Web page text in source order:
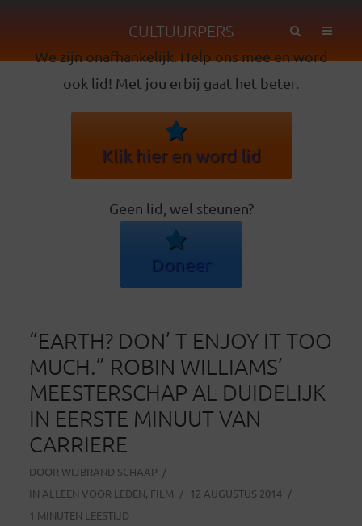
CULTUURPERS
We zijn onafhankelijk. Help ons mee en word
ook lid! Met jou erbij gaat het beter.
Klik hier en word lid
Geen lid, wel steunen?
Doneer
“EARTH? DON’ T ENJOY IT TOO
MUCH.” ROBIN WILLIAMS’
MEESTERSCHAP AL DUIDELIJK
IN EERSTE MINUUT VAN
CARRIERE
DOOR WIJBRAND SCHAAP
IN ALLEEN VOOR LEDEN, FILM
12 AUGUSTUS 2014
1 MINUTEN LEESTIJD